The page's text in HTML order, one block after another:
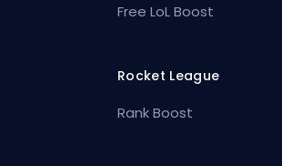
Free LoL Boost
Rocket League
Rank Boost